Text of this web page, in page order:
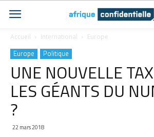
Accueil International Europe
Europe Politique
UNE NOUVELLE
LES GÉANTS DU
?
22 mars 2018